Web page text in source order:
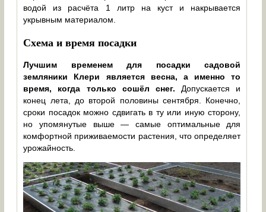
водой из расчёта 1 литр на куст и накрывается
укрывным материалом.
Схема и время посадки
Лучшим временем для посадки садовой
земляники Клери является весна, а именно то
время, когда только сошёл снег. Допускается и
конец лета, до второй половины сентября. Конечно,
сроки посадок можно сдвигать в ту или иную сторону,
но упомянутые выше — самые оптимальные для
комфортной приживаемости растения, что определяет
урожайность.